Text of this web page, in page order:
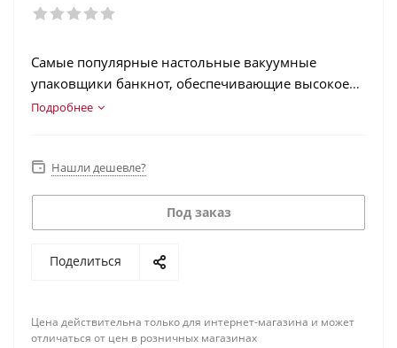
Самые популярные настольные вакуумные
упаковщики банкнот, обеспечивающие высокое
качество упаковки, полностью соответствующее
Подробнее
Нашли дешевле?
Под заказ
Поделиться
Цена действительна только для интернет-магазина и может
отличаться от цен в розничных магазинах